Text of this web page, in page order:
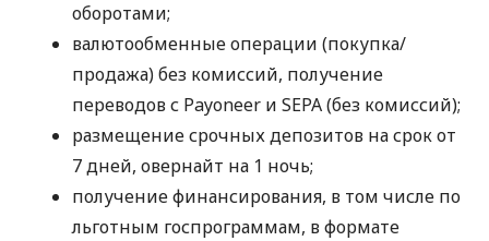
оборотами;
валютообменные операции (покупка/
продажа) без комиссий, получение
переводов с Payoneer и SEPA (без комиссий);
размещение срочных депозитов на срок от
7 дней, овернайт на 1 ночь;
получение финансирования, в том числе по
льготным госпрограммам, в формате